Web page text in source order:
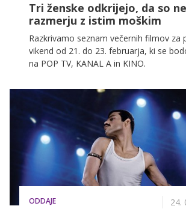
Tri ženske odkrijejo, da so
razmerju z istim moškim
Razkrivamo seznam večernih filmov za
vikend od 21. do 23. februarja, ki se
na POP TV, KANAL A in KINO.
ODDAJE 24.